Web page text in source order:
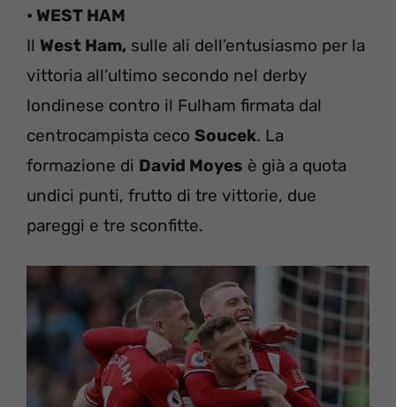
• WEST HAM
Il West Ham, sulle ali dell’entusiasmo per la
vittoria all’ultimo secondo nel derby
londinese contro il Fulham firmata dal
centrocampista ceco Soucek. La
formazione di David Moyes è già a quota
undici punti, frutto di tre vittorie, due
pareggi e tre sconfitte.